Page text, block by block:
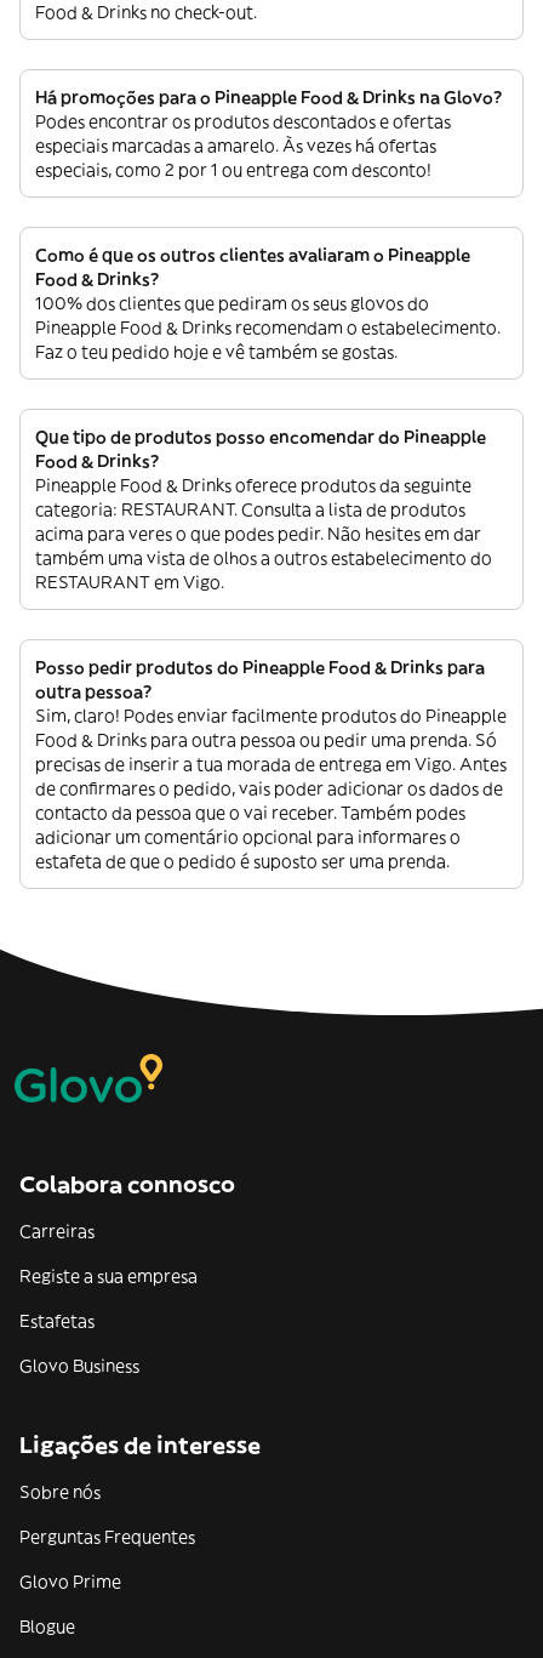
Food & Drinks no check-out.
Há promoções para o Pineapple Food & Drinks na Glovo?
Podes encontrar os produtos descontados e ofertas
especiais marcadas a amarelo. Às vezes há ofertas
especiais, como 2 por 1 ou entrega com desconto!
Como é que os outros clientes avaliaram o Pineapple
Food & Drinks?
100% dos clientes que pediram os seus glovos do
Pineapple Food & Drinks recomendam o estabelecimento.
Faz o teu pedido hoje e vê também se gostas.
Que tipo de produtos posso encomendar do Pineapple
Food & Drinks?
Pineapple Food & Drinks oferece produtos da seguinte
categoria: RESTAURANT. Consulta a lista de produtos
acima para veres o que podes pedir. Não hesites em dar
também uma vista de olhos a outros estabelecimento do
RESTAURANT em Vigo.
Posso pedir produtos do Pineapple Food & Drinks para
outra pessoa?
Sim, claro! Podes enviar facilmente produtos do Pineapple
Food & Drinks para outra pessoa ou pedir uma prenda. Só
precisas de inserir a tua morada de entrega em Vigo. Antes
de confirmares o pedido, vais poder adicionar os dados de
contacto da pessoa que o vai receber. Também podes
adicionar um comentário opcional para informares o
estafeta de que o pedido é suposto ser uma prenda.
Colabora connosco
Carreiras
Registe a sua empresa
Estafetas
Glovo Business
Ligações de interesse
Sobre nós
Perguntas Frequentes
Glovo Prime
Blogue